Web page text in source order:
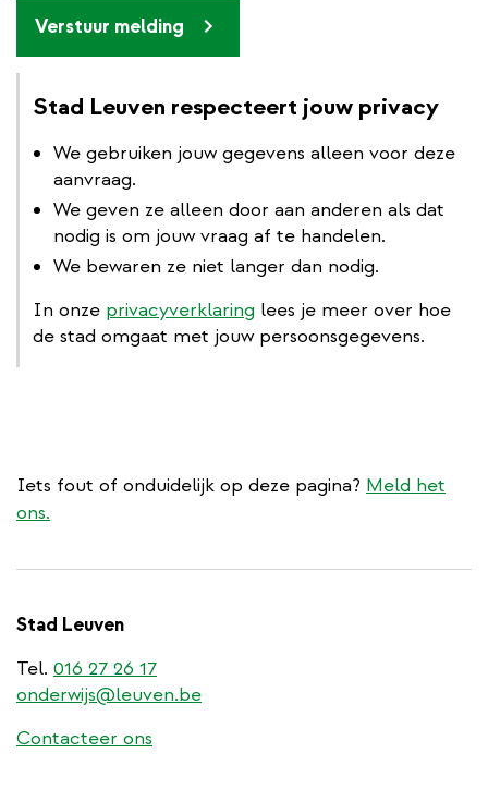
Verstuur melding
Stad Leuven respecteert jouw privacy
We gebruiken jouw gegevens alleen voor deze
aanvraag.
We geven ze alleen door aan anderen als dat
nodig is om jouw vraag af te handelen.
We bewaren ze niet langer dan nodig.
In onze privacyverklaring lees je meer over hoe
de stad omgaat met jouw persoonsgegevens.
Iets fout of onduidelijk op deze pagina? Meld het
ons.
Stad Leuven
Tel. 016 27 26 17
onderwijs@leuven.be
Contacteer ons